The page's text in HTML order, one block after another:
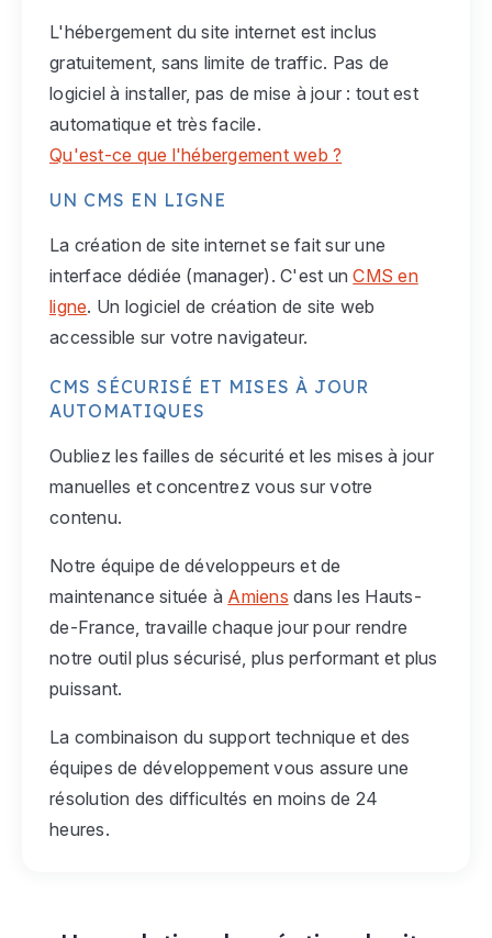
L'hébergement du site internet est inclus
gratuitement, sans limite de traffic. Pas de
logiciel à installer, pas de mise à jour : tout est
automatique et très facile.
Qu'est-ce que l'hébergement web ?
UN CMS EN LIGNE
La création de site internet se fait sur une
interface dédiée (manager). C'est unCMS en
ligne. Un logiciel de création de site web
accessible sur votre navigateur.
CMS SÉCURISÉ ET MISES À JOUR
AUTOMATIQUES
Oubliez les failles de sécurité et les mises à jour
manuelles et concentrez vous sur votre
contenu.
Notre équipe de développeurs et de
maintenance située à Amiens dans les Hauts-
de-France, travaille chaque jour pour rendre
notre outil plus sécurisé, plus performant et plus
puissant.
La combinaison du support technique et des
équipes de développement vous assure une
résolution des difficultés en moins de 24
heures.